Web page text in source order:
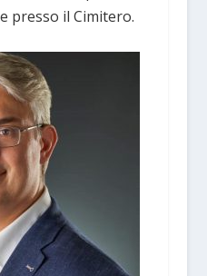
presso il Cimitero.